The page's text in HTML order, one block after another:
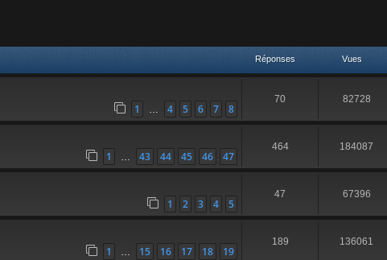
Réponses Vues
1 … 4 5 6 7 8
70 82728
1 … 43 44 45 46 47
464 184087
1 2 3 4 5
47 67396
1 … 15 16 17 18 19
189 136061